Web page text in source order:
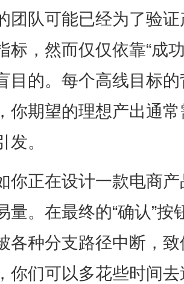
团队可能已经为了验
标，然而仅仅依靠“成
目的。每个高线目标
你期望的理想产出通
发。
你正在设计一款电商
量。在最终的“确认”
各种分支路径中断，
你们可以多花些时间